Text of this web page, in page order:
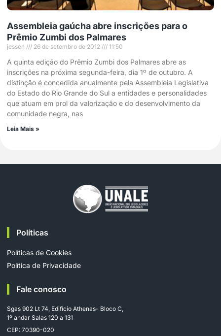
Assembleia gaúcha abre inscrições para o
Prêmio Zumbi dos Palmares
jessen 26 de setembro de 2012 11:50
A quinta edição do Prêmio Zumbi dos Palmares abre as
inscrições na próxima segunda-feira, dia 1º de outubro. A
distinção é concedida anualmente pela Assembleia Legislativa
do Estado do Rio Grande do Sul a entidades e personalidades
que atuam em prol da valorização e do desenvolvimento da
comunidade negra, nas
Leia Mais »
Políticas
Políticas de Cookies
Política de Privacidade
Fale conosco
Sgas 902 Lt 74, Edifício Athenas- Bloco C,
1º andar Salas 120 a 131
CEP: 70390-020